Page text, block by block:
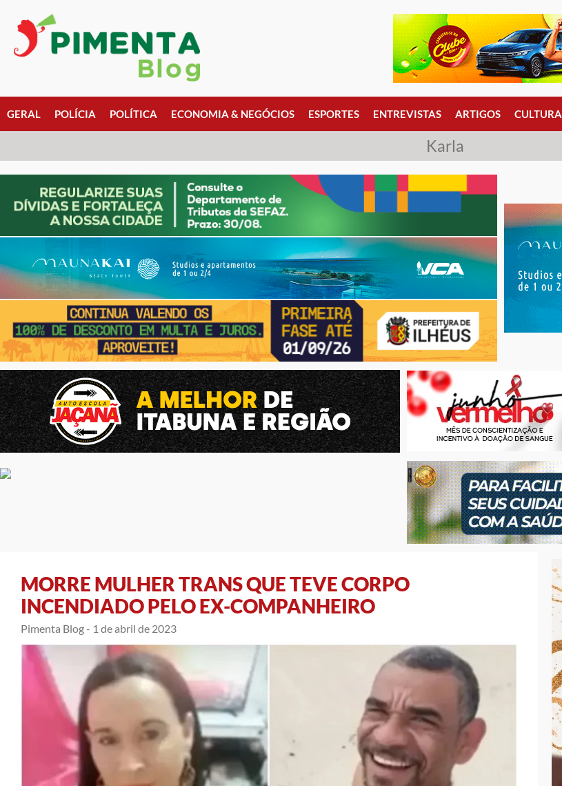
GERAL POLÍCIA POLÍTICA ECONOMIA & NEGÓCIOS ESPORTES ENTREVISTAS ARTIGOS CULTURA
Karla
MORRE MULHER TRANS QUE TEVE CORPO
INCENDIADO PELO EX-COMPANHEIRO
Pimenta Blog - 1 de abril de 2023